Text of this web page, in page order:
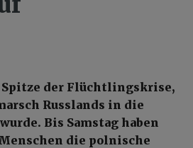
Spitze der Flüchtlingskrise,
Russlands in die
Bis Samstag haben
die polnische